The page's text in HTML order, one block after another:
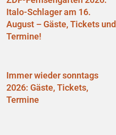
Italo-Schlager am 16.
August – Gäste, Tickets und
Termine!
Immer wieder sonntags
2026: Gäste, Tickets,
Termine